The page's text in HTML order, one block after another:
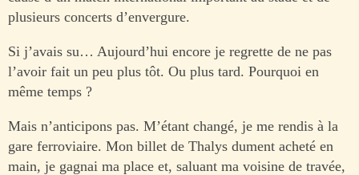
plusieurs concerts d’envergure.
Si j’avais su… Aujourd’hui encore je regrette de ne pas
l’avoir fait un peu plus tôt. Ou plus tard. Pourquoi en
même temps ?
Mais n’anticipons pas. M’étant changé, je me rendis à la
gare ferroviaire. Mon billet de Thalys dument acheté en
main, je gagnai ma place et, saluant ma voisine de travée,